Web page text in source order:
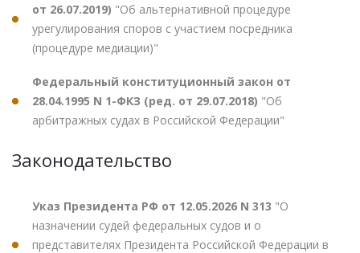
от 26.07.2019) "Об альтернативной процедуре
урегулирования споров с участием посредника
(процедуре медиации)"
Федеральный конституционный закон от
28.04.1995 N 1-ФКЗ (ред. от 29.07.2018) "Об
арбитражных судах в Российской Федерации"
Законодательство
Указ Президента РФ от 12.05.2026 N 313 "О
назначении судей федеральных судов и о
представителях Президента Российской Федерации в